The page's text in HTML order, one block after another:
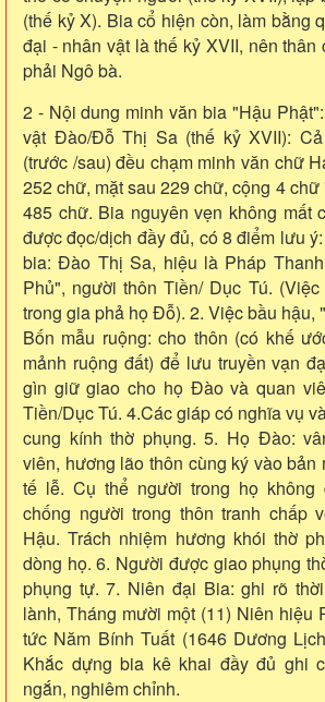
(thế kỷ X). Bia cổ hiện còn, làm bằng
đại - nhân vật là thế kỷ XVII, nên thân
phải Ngô bà.
2 - Nội dung minh văn bia "Hậu
vật Đào/Đỗ Thị Sa (thế kỷ XVII):
(trước /sau) đều chạm minh văn chữ
252 chữ, mặt sau 229 chữ, cộng 4
485 chữ. Bia nguyên vẹn không mất
được đọc/dịch đầy đủ, có 8 điểm lưu
bia: Đào Thị Sa, hiệu là Pháp
Phủ", người thôn Tiền/ Dục Tú.
trong gia phả họ Đỗ). 2. Việc bầu hậu,
Bốn mẫu ruộng: cho thôn (có khế
mảnh ruộng đất) để lưu truyền vạn
gìn giữ giao cho họ Đào và quan
Tiền/Dục Tú. 4.Các giáp có nghĩa vụ
cung kính thờ phụng. 5. Họ Đào:
viên, hương lão thôn cùng ký vào bản
tế lễ. Cụ thể người trong họ
chống người trong thôn tranh chấp
Hậu. Trách nhiệm hương khói thờ
dòng họ. 6. Người được giao phụng
phụng tự. 7. Niên đại Bia: ghi rõ
lành, Tháng mười một (11) Niên hiệu
tức Năm Bính Tuất (1646 Dương
Khắc dựng bia kê khai đầy đủ ghi
ngắn, nghiêm chỉnh.